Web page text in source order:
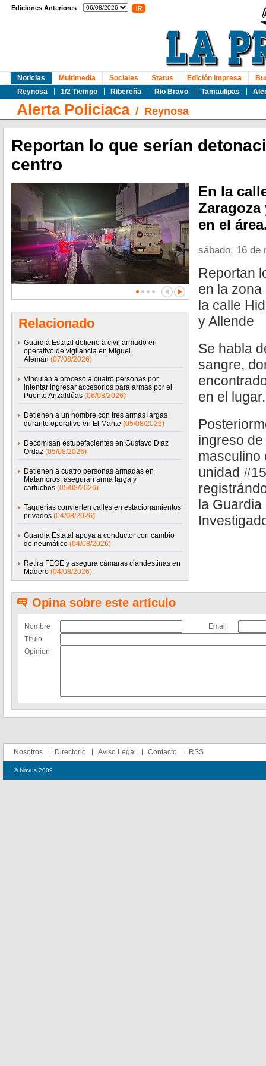
Ediciones Anteriores
Noticias
Reynosa
1/2 Tiempo Ribereña Rio Bravo Tamaulipas
Multimedia Sociales Status Edición Impresa
Alerta Policiaca/ Reynosa
Reportan lo que serían
centro
Relacionado
Guardia Estatal detiene a civil armado en
operativo de vigilancia en Miguel
Alemán (07/08/2026)
Vinculan a proceso a cuatro personas por
intentar ingresar accesorios para armas por el
Puente Anzaldúas (06/08/2026)
Detienen a un hombre con tres armas largas
durante operativo en El Mante (05/08/2026)
Decomisan estupefacientes en Gustavo Díaz
Ordaz (05/08/2026)
Detienen a cuatro personas armadas en
Matamoros; aseguran arma larga y
cartuchos (05/08/2026)
Taquerías convierten calles en estacionamientos
privados (04/08/2026)
Guardia Estatal apoya a conductor con cambio
de neumático (04/08/2026)
Retira FEGE y asegura cámaras clandestinas en
Madero (04/08/2026)
En la
en el
sábado, 16 de
Reportan
en la
la calle
y Allende
Se habla
sangre,
en el lugar.
ingreso
masculino
unidad
la
Opina sobre este artículo
Nombre
Email
Título
Opinion
Nosotros Directorio Aviso Legal Contacto RSS
© Novus 2009